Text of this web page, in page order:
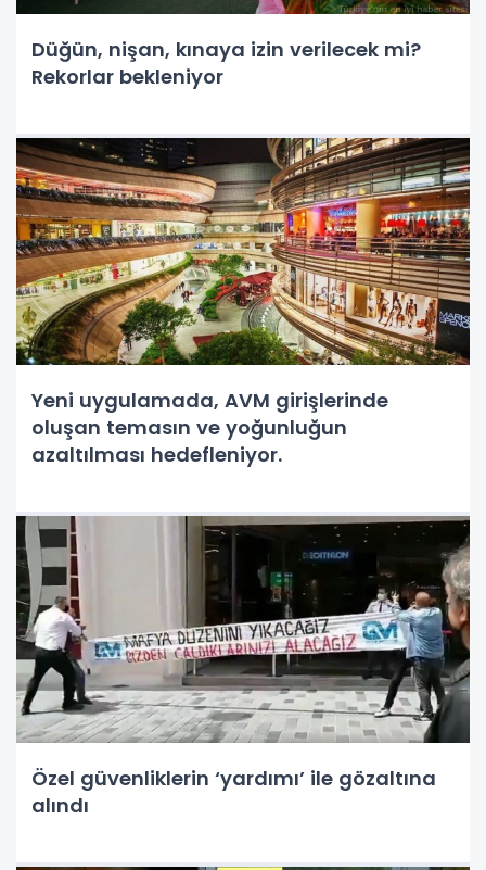
Düğün, nişan, kınaya izin verilecek mi?
Rekorlar bekleniyor
Yeni uygulamada, AVM girişlerinde
oluşan temasın ve yoğunluğun
azaltılması hedefleniyor.
Özel güvenliklerin ‘yardımı’ ile gözaltına
alındı